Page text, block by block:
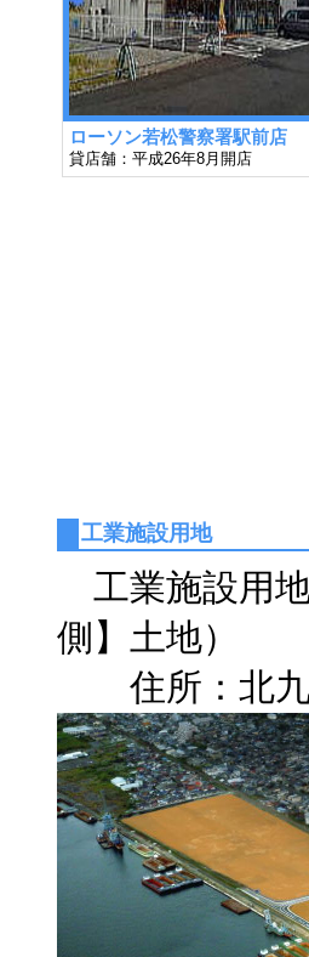
ローソン若松警察署駅前店
貸店舗：平成26年8月開店
工業施設用地
工業施設用
側】土地）
住所：北九